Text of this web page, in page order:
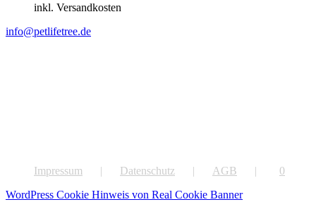
inkl. Versandkosten
info@petlifetree.de
Impressum Datenschutz AGB
0
WordPress Cookie Hinweis von Real Cookie Banner